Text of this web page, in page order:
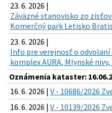
23. 6. 2026 |
Záväzné stanovisko zo
Komerčný park Letisko
23. 6. 2026 |
Info pre verejnosť o
komplex AURA, Mlynské
Oznámenia kataster:
16. 6. 2026 | V - 10686/2026
16. 6. 2026 | V - 10139/2026